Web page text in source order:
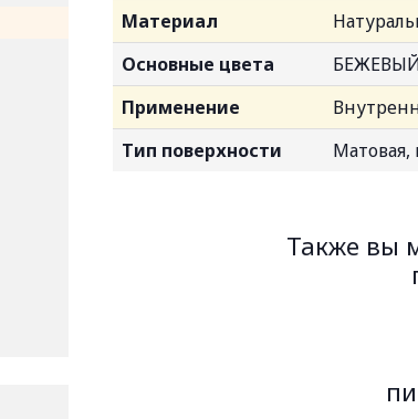
Материал
Основные цвета
Применение
Тип поверхности
Также вы